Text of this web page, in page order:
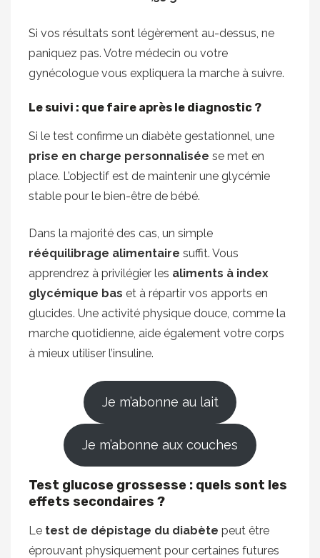
Si vos résultats sont légèrement au-dessus, ne
paniquez pas. Votre médecin ou votre
gynécologue vous expliquera la marche à suivre.
Le suivi : que faire après le diagnostic ?
Si le test confirme un diabète gestationnel, une
prise en charge personnalisée se met en
place. L’objectif est de maintenir une glycémie
stable pour le bien-être de bébé.
Dans la majorité des cas, un simple
rééquilibrage alimentaire suffit. Vous
apprendrez à privilégier les aliments à index
glycémique bas et à répartir vos apports en
glucides. Une activité physique douce, comme la
marche quotidienne, aide également votre corps
à mieux utiliser l’insuline.
Je m’abonne au lait
Je m’abonne aux couches
Test glucose grossesse : quels sont les
effets secondaires ?
Le test de dépistage du diabète peut être
éprouvant physiquement pour certaines futures